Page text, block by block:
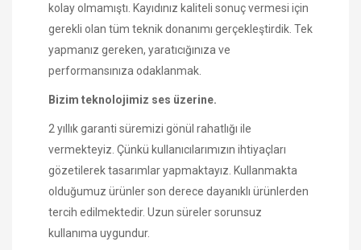
kolay olmamıştı. Kayıdınız kaliteli sonuç vermesi için
gerekli olan tüm teknik donanımı gerçekleştirdik. Tek
yapmanız gereken, yaratıcığınıza ve
performansınıza odaklanmak.
Bizim teknolojimiz ses üzerine.
2 yıllık garanti süremizi gönül rahatlığı ile
vermekteyiz. Çünkü kullanıcılarımızın ihtiyaçları
gözetilerek tasarımlar yapmaktayız. Kullanmakta
olduğumuz ürünler son derece dayanıklı ürünlerden
tercih edilmektedir. Uzun süreler sorunsuz
kullanıma uygundur.